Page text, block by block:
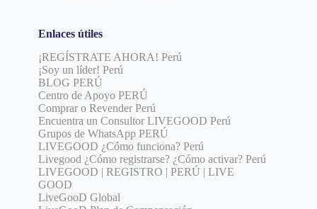
Enlaces útiles
¡REGÍSTRATE AHORA! Perú
¡Soy un líder! Perú
BLOG PERÚ
Centro de Apoyo PERÚ
Comprar o Revender Perú
Encuentra un Consultor LIVEGOOD Perú
Grupos de WhatsApp PERÚ
LIVEGOOD ¿Cómo funciona? Perú
Livegood ¿Cómo registrarse? ¿Cómo activar? Perú
LIVEGOOD | REGISTRO | PERÚ | LIVE
GOOD
LiveGooD Global